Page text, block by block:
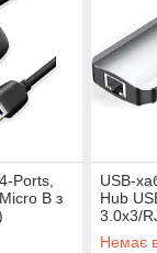
Ports,
B з
USB-
Hub
3.0x3/
(TOHHB)
Немає